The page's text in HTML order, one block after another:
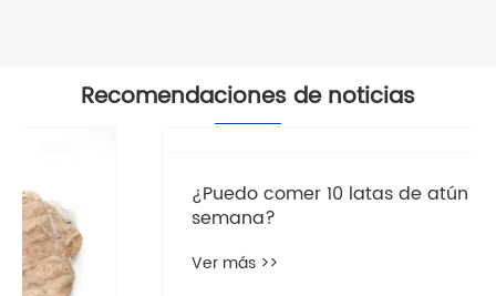
Recomendaciones de noticias